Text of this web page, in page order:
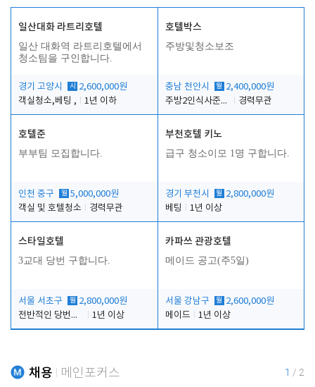
일산대화 라트리호텔
일산 대화역 라트리호텔에서
청소팀을 구인합니다.
경기 고양시 시
2,600,000원
객실청소,베팅 ,
1년 이하
호텔박스
주방및청소보조
충남 천안시 월 2,400,000원
주방2인식사준비및청소린렌보조
경력무관
호텔준
부부팀 모집합니다.
인천 중구 월 5,000,000원
객실 및 호텔청소
경력무관
부천호텔 키노
급구 청소이모 1명 구합니다.
경기 부천시 월 2,800,000원
베팅
1년 이상
스타일호텔
3교대 당번 구합니다.
서울 서초구 월 2,800,000원
전반적인 당번업무
1년 이상
카파쓰 관광호텔
메이드 공고(주5일)
서울 강남구 월 2,600,000원
메이드
1년 이상
채용 메인포커스 1 / 2